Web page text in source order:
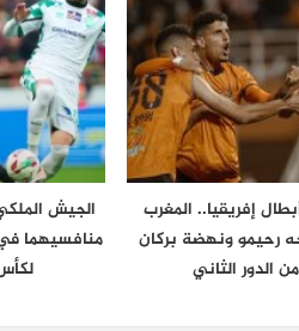
إفريقيا.. المغرب
رحيمو ونهضة بركان
الدور الثاني
الجيش
منافسيهما